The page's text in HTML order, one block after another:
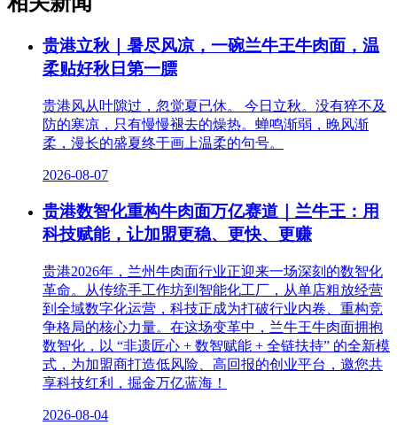
贵港立秋｜暑尽风凉，一碗兰牛王牛肉面，温
柔贴好秋日第一膘
贵港风从叶隙过，忽觉夏已休。 今日立秋。没有猝不及
防的寒凉，只有慢慢褪去的燥热。蝉鸣渐弱，晚风渐
柔，漫长的盛夏终于画上温柔的句号。
2026-08-07
贵港数智化重构牛肉面万亿赛道｜兰牛王：用
科技赋能，让加盟更稳、更快、更赚
贵港2026年，兰州牛肉面行业正迎来一场深刻的数智化
革命。从传统手工作坊到智能化工厂，从单店粗放经营
到全域数字化运营，科技正成为打破行业内卷、重构竞
争格局的核心力量。在这场变革中，兰牛王牛肉面拥抱
数智化，以 “非遗匠心 + 数智赋能 + 全链扶持” 的全新模
式，为加盟商打造低风险、高回报的创业平台，邀您共
享科技红利，掘金万亿蓝海！
2026-08-04